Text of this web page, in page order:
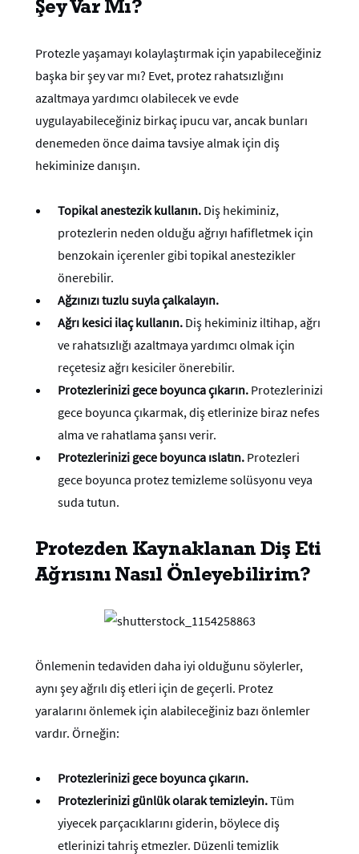
Şey Var Mı?
Protezle yaşamayı kolaylaştırmak için yapabileceğiniz
başka bir şey var mı? Evet, protez rahatsızlığını
azaltmaya yardımcı olabilecek ve evde
uygulayabileceğiniz birkaç ipucu var, ancak bunları
denemeden önce daima tavsiye almak için diş
hekiminize danışın.
Topikal anestezik kullanın. Diş hekiminiz,
protezlerin neden olduğu ağrıyı hafifletmek için
benzokain içerenler gibi topikal anestezikler
önerebilir.
Ağzınızı tuzlu suyla çalkalayın.
Ağrı kesici ilaç kullanın. Diş hekiminiz iltihap, ağrı
ve rahatsızlığı azaltmaya yardımcı olmak için
reçetesiz ağrı kesiciler önerebilir.
Protezlerinizi gece boyunca çıkarın. Protezlerinizi
gece boyunca çıkarmak, diş etlerinize biraz nefes
alma ve rahatlama şansı verir.
Protezlerinizi gece boyunca ıslatın. Protezleri
gece boyunca protez temizleme solüsyonu veya
suda tutun.
Protezden Kaynaklanan Diş Eti
Ağrısını Nasıl Önleyebilirim?
Önlemenin tedaviden daha iyi olduğunu söylerler,
aynı şey ağrılı diş etleri için de geçerli. Protez
yaralarını önlemek için alabileceğiniz bazı önlemler
vardır. Örneğin:
Protezlerinizi gece boyunca çıkarın.
Protezlerinizi günlük olarak temizleyin.Tüm
yiyecek parçacıklarını giderin, böylece diş
etlerinizi tahriş etmezler. Düzenli temizlik